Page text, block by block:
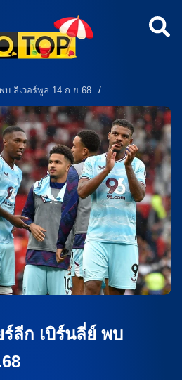
ลิเวอร์พูล 14 ก.ย.68
/
ลีก เบิร์นลี่ย์ พบ